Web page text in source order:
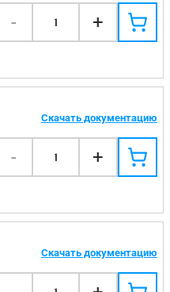
- 1 +
Скачать документацию
- 1 +
Скачать документацию